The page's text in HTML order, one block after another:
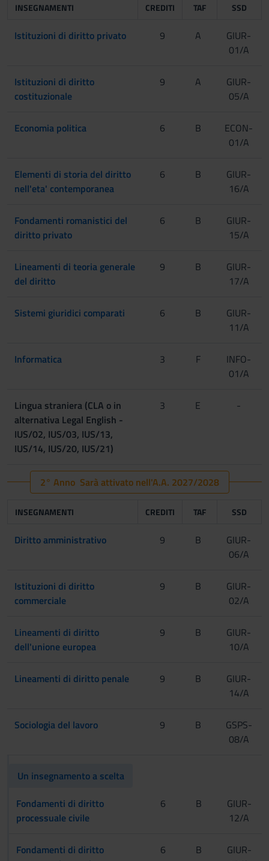
INSEGNAMENTI CREDITI TAF SSD
Istituzioni di diritto privato 9 A
GIUR-
01/A
Istituzioni di diritto
costituzionale
9 A
GIUR-
05/A
Economia politica 6 B
ECON-
01/A
Elementi di storia del diritto
nell'eta' contemporanea
6 B
GIUR-
16/A
Fondamenti romanistici del
diritto privato
6 B
GIUR-
15/A
Lineamenti di teoria generale
del diritto
9 B
GIUR-
17/A
Sistemi giuridici comparati 6 B
GIUR-
11/A
Informatica 3 F
INFO-
01/A
Lingua straniera (CLA o in
alternativa Legal English -
IUS/02, IUS/03, IUS/13,
IUS/14, IUS/20, IUS/21)
3 E -
2° Anno Sarà attivato nell'A.A. 2027/2028
INSEGNAMENTI CREDITI TAF SSD
Diritto amministrativo 9 B
GIUR-
06/A
Istituzioni di diritto
commerciale
9 B
GIUR-
02/A
Lineamenti di diritto
dell'unione europea
9 B
GIUR-
10/A
Lineamenti di diritto penale 9 B
GIUR-
14/A
Sociologia del lavoro 9 B
GSPS-
08/A
Un insegnamento a scelta
Fondamenti di diritto
processuale civile
6 B
GIUR-
12/A
Fondamenti di diritto
6 B
GIUR-